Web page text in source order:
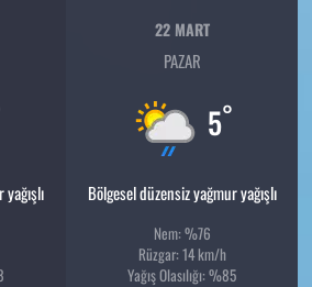
22 MART
PAZAR
5°
Bölgesel düzensiz yağmur yağışlı
Nem: %76
Rüzgar: 14 km/h
Yağış Olasılığı: %85